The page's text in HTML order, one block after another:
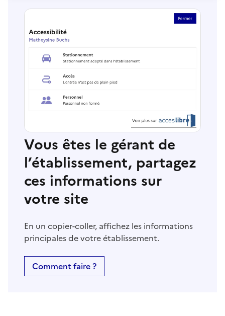
Vous êtes le gérant de
l’établissement, partagez
ces informations sur
votre site
En un copier-coller, affichez les informations
principales de votre établissement.
Comment faire ?